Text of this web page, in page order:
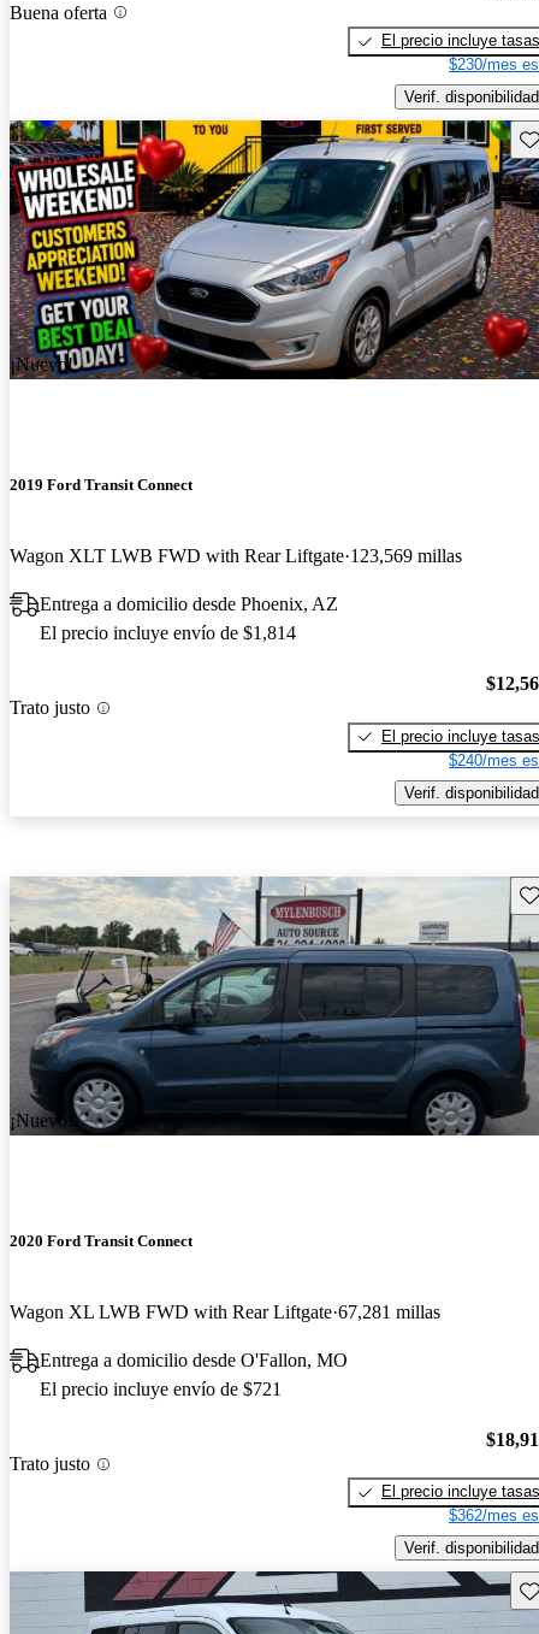
Buena oferta
El precio incluye tasas
$230/mes
Verif. disponibilidad
¡Nuevo!
2019 Ford Transit Connect
Wagon XLT LWB FWD with Rear Liftgate 123,569 millas
Entrega a domicilio desde Phoenix, AZ
El precio incluye envío de $1,814
Trato justo
El precio incluye tasas
$240/mes
Verif. disponibilidad
¡Nuevo!
2020 Ford Transit Connect
Wagon XL LWB FWD with Rear Liftgate 67,281 millas
Entrega a domicilio desde O'Fallon, MO
El precio incluye envío de $721
Trato justo
El precio incluye tasas
$362/mes
Verif. disponibilidad